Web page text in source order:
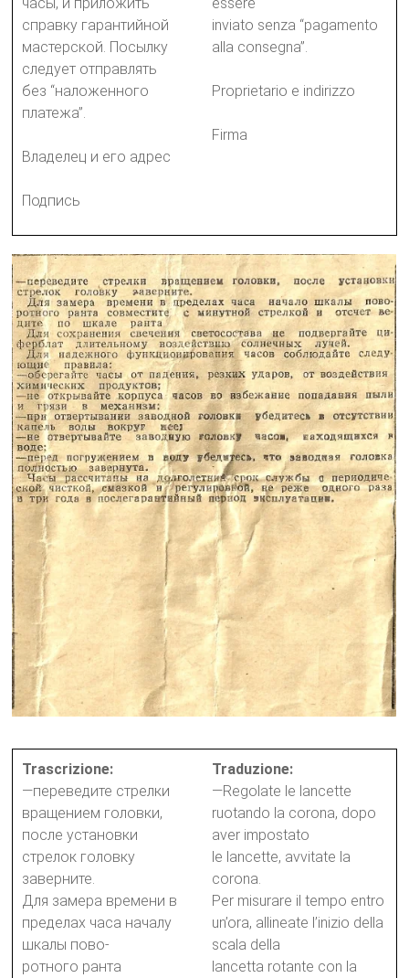
справку гарантийной
мастерской. Посылку
следует отправлять
без “наложенного
платежа”.
Владелец и его адрес
Подпись
inviato senza “pagamento
alla consegna”.
Proprietario e indirizzo
Firma
Trascrizione:
—переведите стрелки
вращением головки,
после установки
стрелок головку
заверните.
Для замера времени в
пределах часа началу
шкалы пово-
ротного ранта
Traduzione:
—Regolate le lancette
ruotando la corona, dopo
aver impostato
le lancette, avvitate la
corona.
Per misurare il tempo entro
un’ora, allineate l’inizio della
scala della
lancetta rotante con la